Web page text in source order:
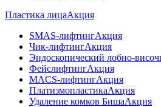
Пластика лицаАкция
SMAS-лифтингАкция
Чик-лифтингАкция
Эндоскопический лобно-
ФейслифтингАкция
MACS-лифтингАкция
ПлатизмопластикаАкция
Удаление комков БишаАкция